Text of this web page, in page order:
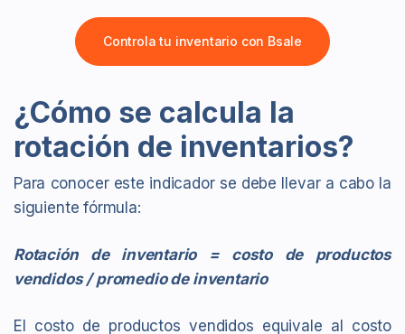
Controla tu inventario con Bsale
¿Cómo se calcula la
rotación de inventarios?
Para conocer este indicador se debe llevar a cabo la
siguiente fórmula:
Rotación de inventario = costo de productos
vendidos / promedio de inventario
El costo de productos vendidos equivale al costo